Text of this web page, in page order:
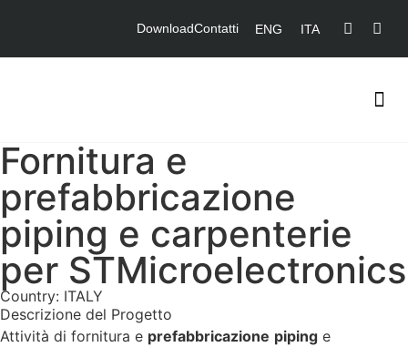
DownloadContatti ENG ITA
Fornitura e
prefabbricazione
piping e carpenterie
per STMicroelectronics
Country: ITALY
Descrizione del Progetto
Attività di fornitura e prefabbricazione piping e